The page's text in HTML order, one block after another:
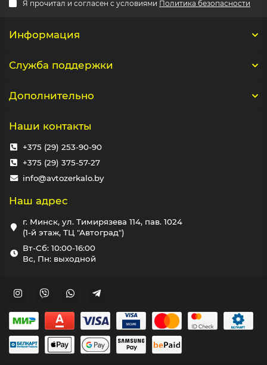
Я прочитал и согласен с условиями Политика безопасности
Информация
Служба поддержки
Дополнительно
Наши контакты
+375 (29) 253-90-90
+375 (29) 375-57-27
info@avtozerkalo.by
Наш адрес
г. Минск, ул. Тимирязева 114, пав. 1024
(1-й этаж, ТЦ "Автоград")
Вт-Сб: 10:00-16:00
Вс, Пн: выходной